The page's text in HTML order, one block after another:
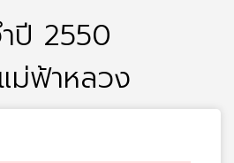
ปี 2550
ม่ฟ้าหลวง